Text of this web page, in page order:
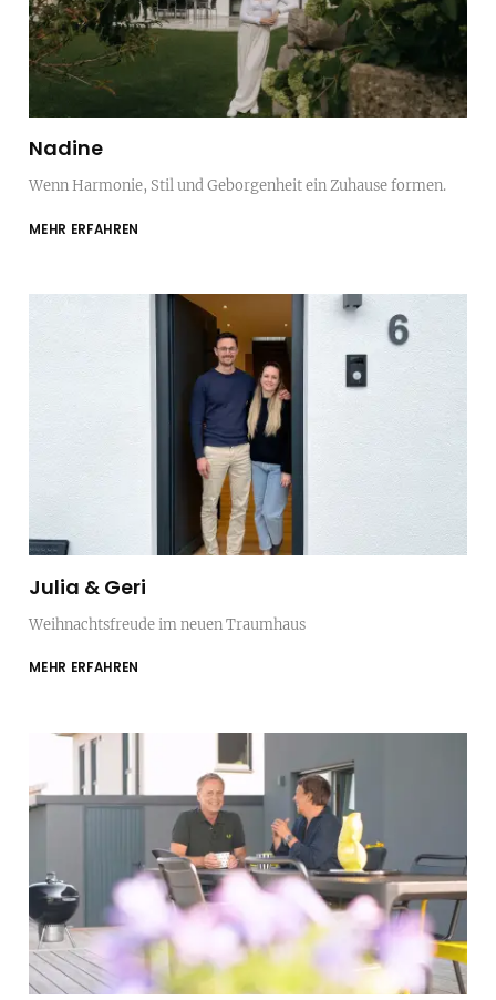
Nadine
Wenn Harmonie, Stil und Geborgenheit ein Zuhause formen.
MEHR ERFAHREN
Julia & Geri
Weihnachtsfreude im neuen Traumhaus
MEHR ERFAHREN